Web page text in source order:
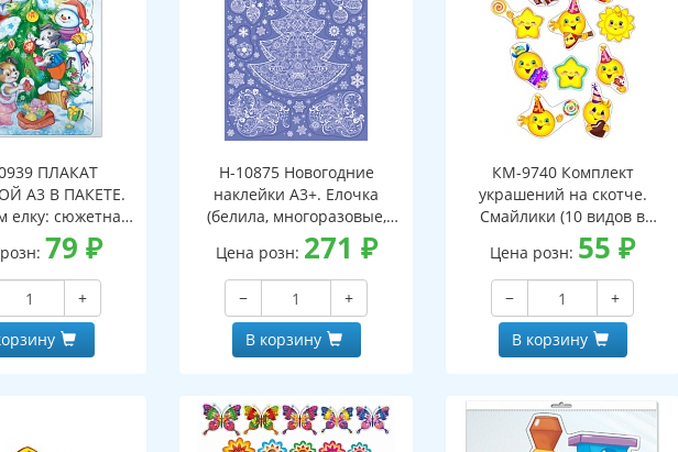
ПЛАКАТ
А3 В ПАКЕТЕ.
елку: сюжетная
(с блестками в
упаковке
и клеевым
клапаном)
79₽
+
Н-10875 Новогодние
наклейки А3+. Елочка
(белила, многоразовые,
видны с обеих сторон)
Цена розн: 271 ₽
−
+
В корзину
КМ-9740 Комплект
украшений на скотче.
Смайлики (10 видов в
комплекте)
Цена розн: 55₽
−
+
В корзину